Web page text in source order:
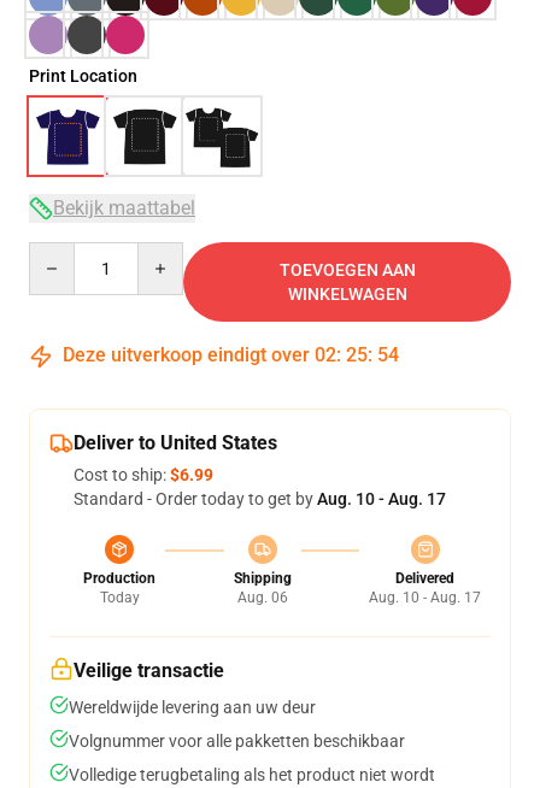
Print Location
Bekijk maattabel
TOEVOEGEN AAN
WINKELWAGEN
Deze uitverkoop eindigt over 02: 25: 54
Deliver to United States
Cost to ship:$6.99
Standard - Order today to get byAug. 10 - Aug. 17
Production
Today
Shipping
Aug. 06
Delivered
Aug. 10 - Aug. 17
Veilige transactie
Wereldwijde levering aan uw deur
Volgnummer voor alle pakketten beschikbaar
Volledige terugbetaling als het product niet wordt